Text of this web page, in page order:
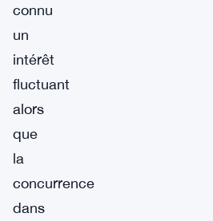
connu
un
intérêt
fluctuant
alors
que
la
concurrence
dans